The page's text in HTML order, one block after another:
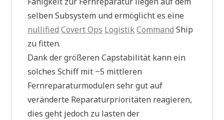
selben Subsystem und ermöglicht es eine
nullified Covert Ops Logistik Command Ship
zu fitten.
Dank der größeren Capstabilität kann ein
solches Schiff mit ~5 mittleren
Fernreparaturmodulen sehr gut auf
veränderte Reparaturprioritäten reagieren,
dies geht jedoch zu lasten der